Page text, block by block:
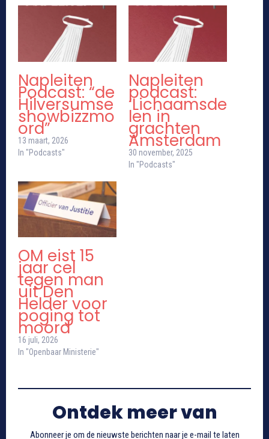
Napleiten
Podcast: “de
Hilversumse
showbizzmo
ord”
13 maart, 2026
In "Podcasts"
Napleiten
podcast:
‘Lichaamsde
len in
grachten
Amsterdam
30 november, 2025
In "Podcasts"
OM eist 15
jaar cel
tegen man
uit Den
Helder voor
poging tot
moord
16 juli, 2026
In "Openbaar Ministerie"
Ontdek meer van
Abonneer je om de nieuwste berichten naar je e-mail te laten